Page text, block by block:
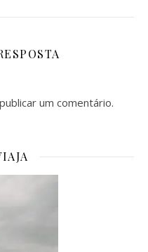
um comentário.